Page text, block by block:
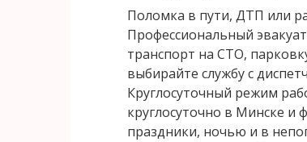
Поломка в пути, ДТП или
Профессиональный
транспорт на СТО,
выбирайте службу с
Круглосуточный режим
круглосуточно в Минске
праздники, ночью и в